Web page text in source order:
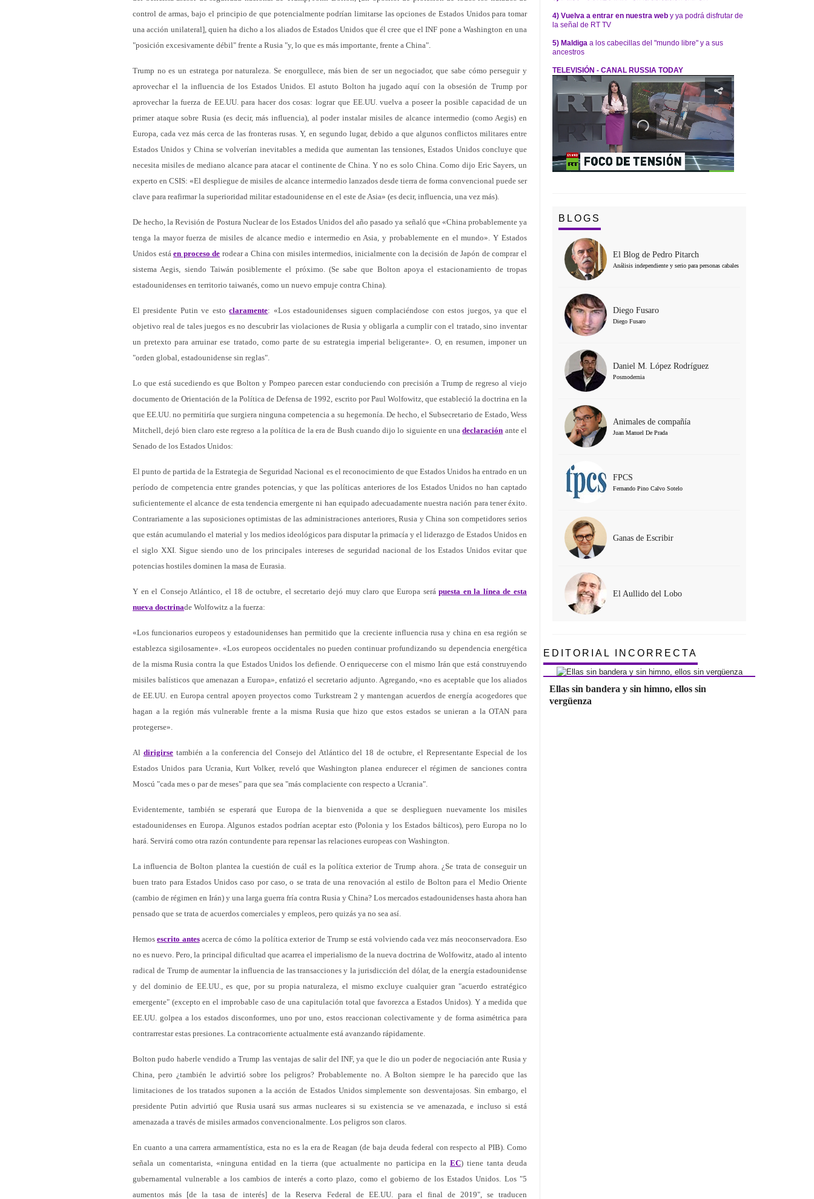
control de armas, bajo el principio de que potencialmente podrían limitarse las opciones de Estados Unidos para tomar
una acción unilateral], quien ha dicho a los aliados de Estados Unidos que él cree que el INF pone a Washington en una
"posición excesivamente débil" frente a Rusia "y, lo que es más importante, frente a China".
Trump no es un estratega por naturaleza. Se enorgullece, más bien de ser un negociador, que sabe cómo perseguir y
aprovechar el la influencia de los Estados Unidos. El astuto Bolton ha jugado aquí con la obsesión de Trump por
aprovechar la fuerza de EE.UU. para hacer dos cosas: lograr que EE.UU. vuelva a poseer la posible capacidad de un
primer ataque sobre Rusia (es decir, más influencia), al poder instalar misiles de alcance intermedio (como Aegis) en
Europa, cada vez más cerca de las fronteras rusas. Y, en segundo lugar, debido a que algunos conflictos militares entre
Estados Unidos y China se volverían inevitables a medida que aumentan las tensiones, Estados Unidos concluye que
necesita misiles de mediano alcance para atacar el continente de China. Y no es solo China. Como dijo Eric Sayers, un
experto en CSIS: «El despliegue de misiles de alcance intermedio lanzados desde tierra de forma convencional puede ser
clave para reafirmar la superioridad militar estadounidense en el este de Asia» (es decir, influencia, una vez más).
De hecho, la Revisión de Postura Nuclear de los Estados Unidos del año pasado ya señaló que «China probablemente ya
tenga la mayor fuerza de misiles de alcance medio e intermedio en Asia, y probablemente en el mundo». Y Estados
Unidos estáen proceso de rodear a China con misiles intermedios, inicialmente con la decisión de Japón de comprar el
sistema Aegis, siendo Taiwán posiblemente el próximo. (Se sabe que Bolton apoya el estacionamiento de tropas
estadounidenses en territorio taiwanés, como un nuevo empuje contra China).
El presidente Putin ve estoclaramente: «Los estadounidenses siguen complaciéndose con estos juegos, ya que el
objetivo real de tales juegos es no descubrir las violaciones de Rusia y obligarla a cumplir con el tratado, sino inventar
un pretexto para arruinar ese tratado, como parte de su estrategia imperial beligerante». O, en resumen, imponer un
"orden global, estadounidense sin reglas".
Lo que está sucediendo es que Bolton y Pompeo parecen estar conduciendo con precisión a Trump de regreso al viejo
documento de Orientación de la Política de Defensa de 1992, escrito por Paul Wolfowitz, que estableció la doctrina en la
que EE.UU. no permitiría que surgiera ninguna competencia a su hegemonía. De hecho, el Subsecretario de Estado, Wess
Mitchell, dejó bien claro este regreso a la política de la era de Bush cuando dijo lo siguiente en unadeclaración ante el
Senado de los Estados Unidos:
El punto de partida de la Estrategia de Seguridad Nacional es el reconocimiento de que Estados Unidos ha entrado en un
período de competencia entre grandes potencias, y que las políticas anteriores de los Estados Unidos no han captado
suficientemente el alcance de esta tendencia emergente ni han equipado adecuadamente nuestra nación para tener éxito.
Contrariamente a las suposiciones optimistas de las administraciones anteriores, Rusia y China son competidores serios
que están acumulando el material y los medios ideológicos para disputar la primacía y el liderazgo de Estados Unidos en
el siglo XXI. Sigue siendo uno de los principales intereses de seguridad nacional de los Estados Unidos evitar que
potencias hostiles dominen la masa de Eurasia.
Y en el Consejo Atlántico, el 18 de octubre, el secretario dejó muy claro que Europa serápuesta en la línea de esta
nueva doctrinade Wolfowitz a la fuerza:
«Los funcionarios europeos y estadounidenses han permitido que la creciente influencia rusa y china en esa región se
establezca sigilosamente». «Los europeos occidentales no pueden continuar profundizando su dependencia energética
de la misma Rusia contra la que Estados Unidos los defiende. O enriquecerse con el mismo Irán que está construyendo
misiles balísticos que amenazan a Europa», enfatizó el secretario adjunto. Agregando, «no es aceptable que los aliados
de EE.UU. en Europa central apoyen proyectos como Turkstream 2 y mantengan acuerdos de energía acogedores que
hagan a la región más vulnerable frente a la misma Rusia que hizo que estos estados se unieran a la OTAN para
protegerse».
Al dirigirsetambién a la conferencia del Consejo del Atlántico del 18 de octubre, el Representante Especial de los
Estados Unidos para Ucrania, Kurt Volker, reveló que Washington planea endurecer el régimen de sanciones contra
Moscú "cada mes o par de meses" para que sea "más complaciente con respecto a Ucrania".
Evidentemente, también se esperará que Europa de la bienvenida a que se desplieguen nuevamente los misiles
estadounidenses en Europa. Algunos estados podrían aceptar esto (Polonia y los Estados bálticos), pero Europa no lo
hará. Servirá como otra razón contundente para repensar las relaciones europeas con Washington.
La influencia de Bolton plantea la cuestión de cuál es la política exterior de Trump ahora. ¿Se trata de conseguir un
buen trato para Estados Unidos caso por caso, o se trata de una renovación al estilo de Bolton para el Medio Oriente
(cambio de régimen en Irán) y una larga guerra fría contra Rusia y China? Los mercados estadounidenses hasta ahora han
pensado que se trata de acuerdos comerciales y empleos, pero quizás ya no sea así.
Hemosescrito antesacerca de cómo la política exterior de Trump se está volviendo cada vez más neoconservadora. Eso
no es nuevo. Pero, la principal dificultad que acarrea el imperialismo de la nueva doctrina de Wolfowitz, atado al intento
radical de Trump de aumentar la influencia de las transacciones y la jurisdicción del dólar, de la energía estadounidense
y del dominio de EE.UU., es que, por su propia naturaleza, el mismo excluye cualquier gran "acuerdo estratégico
emergente" (excepto en el improbable caso de una capitulación total que favorezca a Estados Unidos). Y a medida que
EE.UU. golpea a los estados disconformes, uno por uno, estos reaccionan colectivamente y de forma asimétrica para
contrarrestar estas presiones. La contracorriente actualmente está avanzando rápidamente.
Bolton pudo haberle vendido a Trump las ventajas de salir del INF, ya que le dio un poder de negociación ante Rusia y
China, pero ¿también le advirtió sobre los peligros? Probablemente no. A Bolton siempre le ha parecido que las
limitaciones de los tratados suponen a la acción de Estados Unidos simplemente son desventajosas. Sin embargo, el
presidente Putin advirtió que Rusia usará sus armas nucleares si su existencia se ve amenazada, e incluso si está
amenazada a través de misiles armados convencionalmente. Los peligros son claros.
En cuanto a una carrera armamentística, esta no es la era de Reagan (de baja deuda federal con respecto al PIB). Como
señala un comentarista, «ninguna entidad en la tierra (que actualmente no participa en la EC) tiene tanta deuda
gubernamental vulnerable a los cambios de interés a corto plazo, como el gobierno de los Estados Unidos. Los "5
aumentos más [de la tasa de interés] de la Reserva Federal de EE.UU. para el final de 2019", se traducen
4) Vuelva a entrar en nuestra web y ya podrá disfrutar de
la señal de RT TV
5) Maldiga a los cabecillas del "mundo libre" y a sus
ancestros
TELEVISIÓN - CANAL RUSSIA TODAY
BLOGS
El Blog de Pedro Pitarch
Análisis independiente y serio para personas cabales
Diego Fusaro
Diego Fusaro
Daniel M. López Rodríguez
Posmodernia
Animales de compañía
Juan Manuel De Prada
FPCS
Fernando Pino Calvo Sotelo
Ganas de Escribir
El Aullido del Lobo
EDITORIAL INCORRECTA
Ellas sin bandera y sin himno, ellos sin
vergüenza